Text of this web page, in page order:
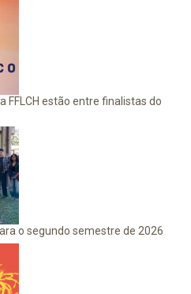
FFLCH estão entre finalistas do
o segundo semestre de 2026